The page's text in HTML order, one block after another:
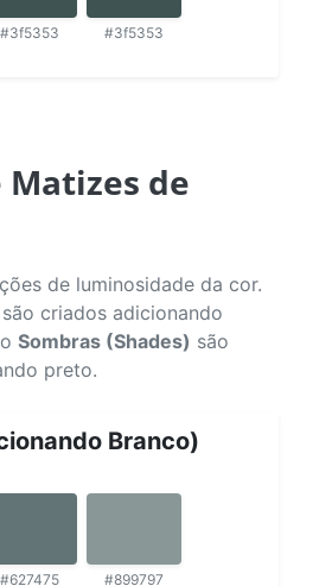
#3f5353 #3f5353
Matizes de
de luminosidade da cor.
são criados adicionando
Sombras (Shades) são
preto.
Branco)
#627475 #899797